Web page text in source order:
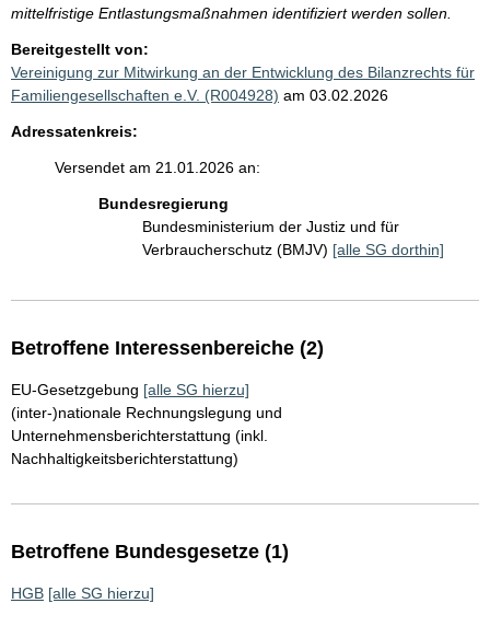
mittelfristige Entlastungsmaßnahmen identifiziert werden sollen.
Bereitgestellt von:
Vereinigung zur Mitwirkung an der Entwicklung des Bilanzrechts für
Familiengesellschaften e.V. (R004928) am 03.02.2026
Adressatenkreis:
Versendet am 21.01.2026 an:
Bundesregierung
Bundesministerium der Justiz und für
Verbraucherschutz (BMJV) [alle SG dorthin]
Betroffene Interessenbereiche (2)
EU-Gesetzgebung [alle SG hierzu]
(inter-)nationale Rechnungslegung und
Unternehmensberichterstattung (inkl.
Nachhaltigkeitsberichterstattung)
Betroffene Bundesgesetze (1)
HGB [alle SG hierzu]